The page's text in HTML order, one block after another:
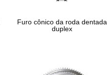
Furo cônico da roda dentada
duplex